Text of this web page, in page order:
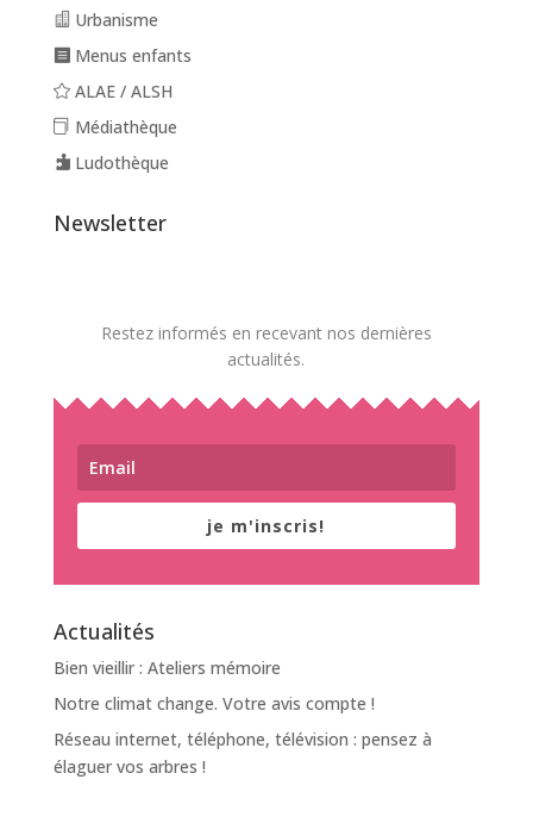
Urbanisme
Menus enfants
ALAE / ALSH
Médiathèque
Ludothèque
Newsletter
Restez informés en recevant nos dernières
actualités.
je m'inscris!
Actualités
Bien vieillir : Ateliers mémoire
Notre climat change. Votre avis compte !
Réseau internet, téléphone, télévision : pensez à
élaguer vos arbres !